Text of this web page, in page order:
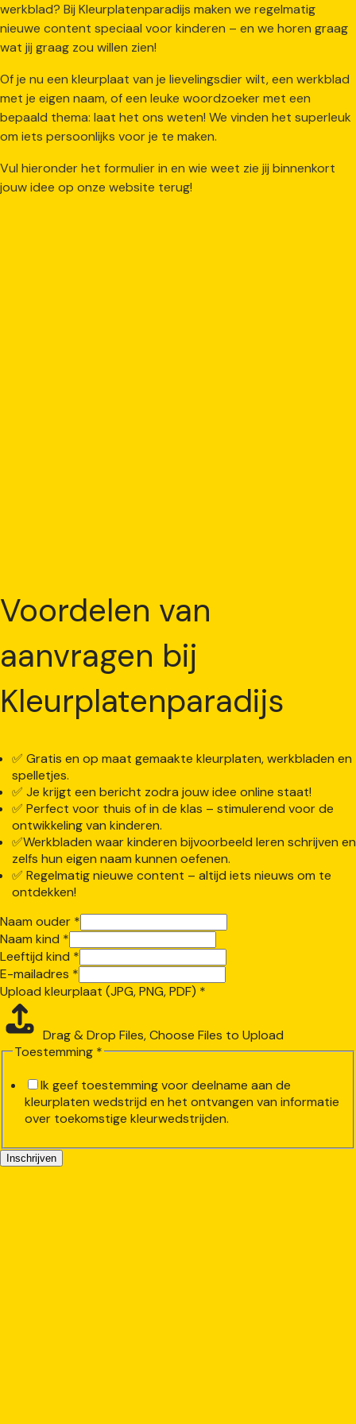
werkblad? Bij Kleurplatenparadijs maken we regelmatig
nieuwe content speciaal voor kinderen – en we horen graag
wat jij graag zou willen zien!
Of je nu een kleurplaat van je lievelingsdier wilt, een werkblad
met je eigen naam, of een leuke woordzoeker met een
bepaald thema: laat het ons weten! We vinden het superleuk
om iets persoonlijks voor je te maken.
Vul hieronder het formulier in en wie weet zie jij binnenkort
jouw idee op onze website terug!
Voordelen van
aanvragen bij
Kleurplatenparadijs
✅️ Gratis en op maat gemaakte kleurplaten, werkbladen en
spelletjes.
✅ Je krijgt een bericht zodra jouw idee online staat!
✅ Perfect voor thuis of in de klas – stimulerend voor de
ontwikkeling van kinderen.
✅Werkbladen waar kinderen bijvoorbeeld leren schrijven en
zelfs hun eigen naam kunnen oefenen.
✅ Regelmatig nieuwe content – altijd iets nieuws om te
ontdekken!
Naam ouder *
Naam kind *
PNG,
kleurplaat
Leeftijd
Leeftijd kind *
E-mailadres *
Upload kleurplaat (JPG, PNG, PDF) *
Drag & Drop Files,Choose Files to Upload
Toestemming *
Ik geef toestemming voor deelname aan de
kleurplaten wedstrijd en het ontvangen van informatie
over toekomstige kleurwedstrijden.
Inschrijven